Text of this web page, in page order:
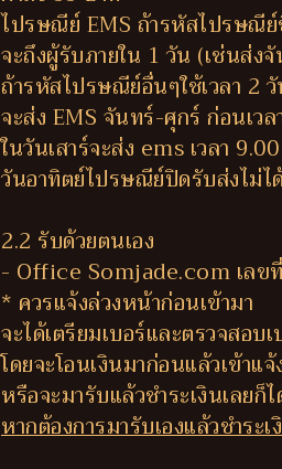
ไปรษณีย์ EMS ถ้ารหัสไปรษณี
จะถึงผู้รับภายใน 1 วัน (เช่นส่ง
ถ้ารหัสไปรษณีย์อื่นๆใช้เวลา 2
จะส่ง EMS จันทร์-ศุกร์ ก่อนเว
ในวันเสาร์จะส่ง ems เวลา
วันอาทิตย์ไปรษณีย์ปิดรับส่งไม่ไ
2.2 รับด้วยตนเอง
- Office Somjade.com เล
* ควรแจ้งล่วงหน้าก่อนเข้ามา
จะได้เตรียมเบอร์และตรวจสอ
โดยจะโอนเงินมาก่อนแล้วเข้าแ
หรือจะมารับแล้วชำระเงินเลยก็
หากต้องการมารับเองแล้วชำระ